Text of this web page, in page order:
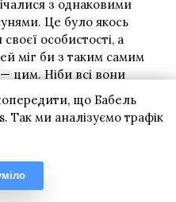
що Бабель
Так ми аналізуємо трафік